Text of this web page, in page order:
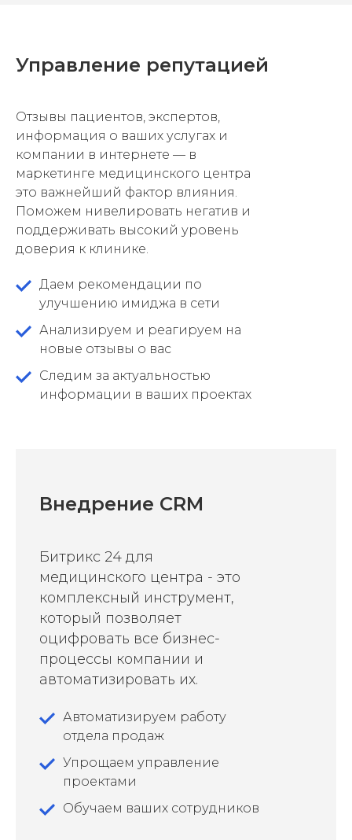
Управление репутацией
Отзывы пациентов, экспертов,
информация о ваших услугах и
компании в интернете — в
маркетинге медицинского центра
это важнейший фактор влияния.
Поможем нивелировать негатив и
поддерживать высокий уровень
доверия к клинике.
Даем рекомендации по
улучшению имиджа в сети
Анализируем и реагируем на
новые отзывы о вас
Следим за актуальностью
информации в ваших проектах
Внедрение CRM
Битрикс 24 для
медицинского центра - это
комплексный инструмент,
который позволяет
оцифровать все бизнес-
процессы компании и
автоматизировать их.
Автоматизируем работу
отдела продаж
Упрощаем управление
проектами
Обучаем ваших сотрудников